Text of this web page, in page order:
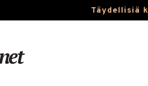
Täydellisiä